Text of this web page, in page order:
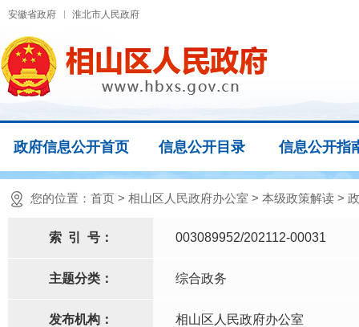
安徽省政府 淮北市人民政府
政府信息公开首页 信息公开目录 信息公开指
您的位置： 首页 > 相山区人民政府办公室 > 本级政策解读 >
索 引 号： 003089952/202112-00031
主题分类： 综合政务
发布机构： 相山区人民政府办公室